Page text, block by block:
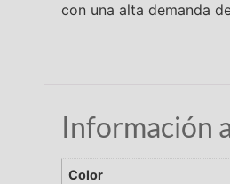
con una alta demanda
Información
Color